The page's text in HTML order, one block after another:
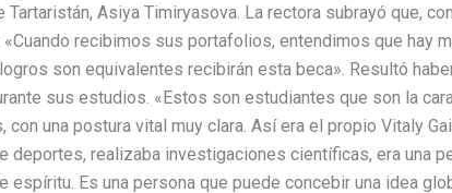
Asiya Timiryasova. La rectora subrayó que,
recibimos sus portafolios, entendimos que hay
son equivalentes recibirán esta beca». Resultó
sus estudios. «Estos son estudiantes que son la
una postura vital muy clara. Así era el propio Vitaly
deportes, realizaba investigaciones científicas, era una
Es una persona que puede concebir una idea